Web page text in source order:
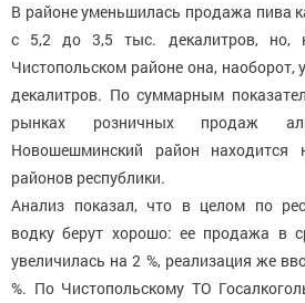
В районе уменьшилась продажа пива
с 5,2 до 3,5 тыс. декалитров, но,
Чистопольском районе она, наоборот,
декалитров. По суммарным
рынках розничных продаж
Новошешминский район
районов республики.
Анализ показал, что в целом по
водку берут хорошо: ее продажа в
увеличилась на 2 %, реализация же
%. По Чистопольскому ТО